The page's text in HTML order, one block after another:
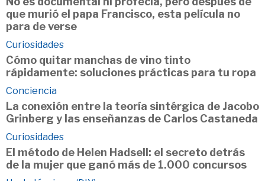
que murió el papa Francisco, esta película no
para de verse
Curiosidades
Cómo quitar manchas de vino tinto
rápidamente: soluciones prácticas para tu ropa
Conciencia
La conexión entre la teoría sintérgica de Jacobo
Grinberg y las enseñanzas de Carlos Castaneda
Curiosidades
El método de Helen Hadsell: el secreto detrás
de la mujer que ganó más de 1.000 concursos